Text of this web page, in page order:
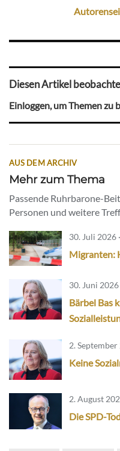
Diesen Artikel
Einloggen, um Themen zu
AUS DEM ARCHIV
Mehr zum Thema
Passende Ruhrbarone-
Personen und weitere
30. Juli 2026
Migranten:
30. Juni
Bärbel Bas
2.
Keine
2. August
Die SPD-